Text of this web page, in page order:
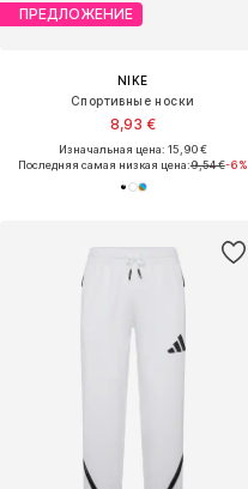
ПРЕДЛОЖЕНИЕ
NIKE
Спортивные носки
8,93 €
Изначальная цена: 15,90 €
Последняя самая низкая цена:9,54 €-6%